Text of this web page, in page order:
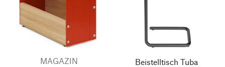
MAGAZIN
Beistelltisch Tuba